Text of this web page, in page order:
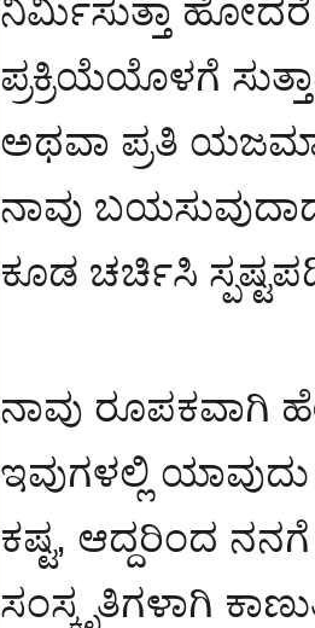
ನಿರ್ಮಿಸುತ್ತಾ
ಪ್ರಕ್ರಿಯೆಯೊಳಗೆ
ಅಥವಾ ಪ್ರತಿ
ನಾವು
ಕೂಡ ಚರ್ಚಿಸಿ
ನಾವು ರೂಪಕವಾಗಿ
ಇವುಗಳಲ್ಲಿ
ಕಷ್ಟ, ಆದ್ದರಿಂದ
ಸಂಸ್ಕೃತಿಗಳಾಗಿ